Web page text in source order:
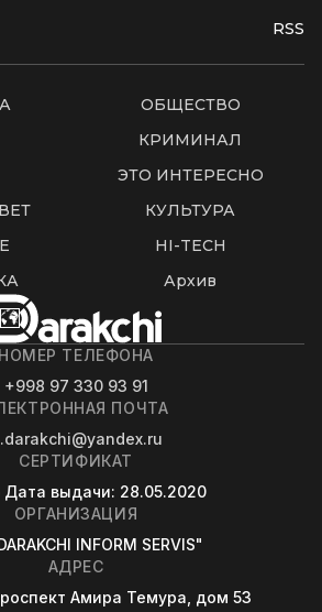
RSS
ОБЩЕСТВО
КРИМИНАЛ
ЭТО ИНТЕРЕСНО
КУЛЬТУРА
HI-TECH
Архив
НОМЕР ТЕЛЕФОНА
+998 97 330 93 91
ПОЧТА
СЕРТИФИКАТ
Дата выдачи: 28.05.2020
ОРГАНИЗАЦИЯ
INFORM SERVIS"
АДРЕС
Амира Темура, дом 53